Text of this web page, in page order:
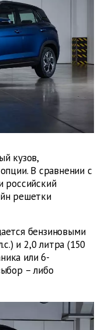
кузов,
В сравнении с
российский
решетки
бензиновыми
и 2,0 литра (150
или 6-
– либо